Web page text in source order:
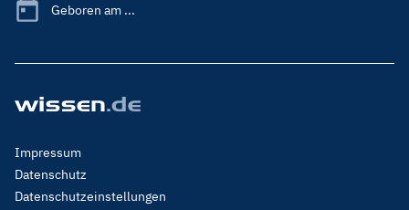
Geboren am ...
Footer
Menu
Legal
Impressum
Datenschutz
Datenschutzeinstellungen